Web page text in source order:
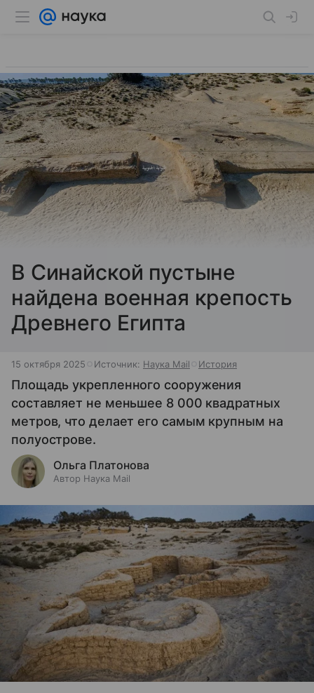
В Синайской пустыне
найдена военная крепость
Древнего Египта
15 октября 2025 Источник: Наука Mail История
Площадь укрепленного сооружения
составляет не меньшее 8 000 квадратных
метров, что делает его самым крупным на
полуострове.
Ольга Платонова
Автор Наука Mail